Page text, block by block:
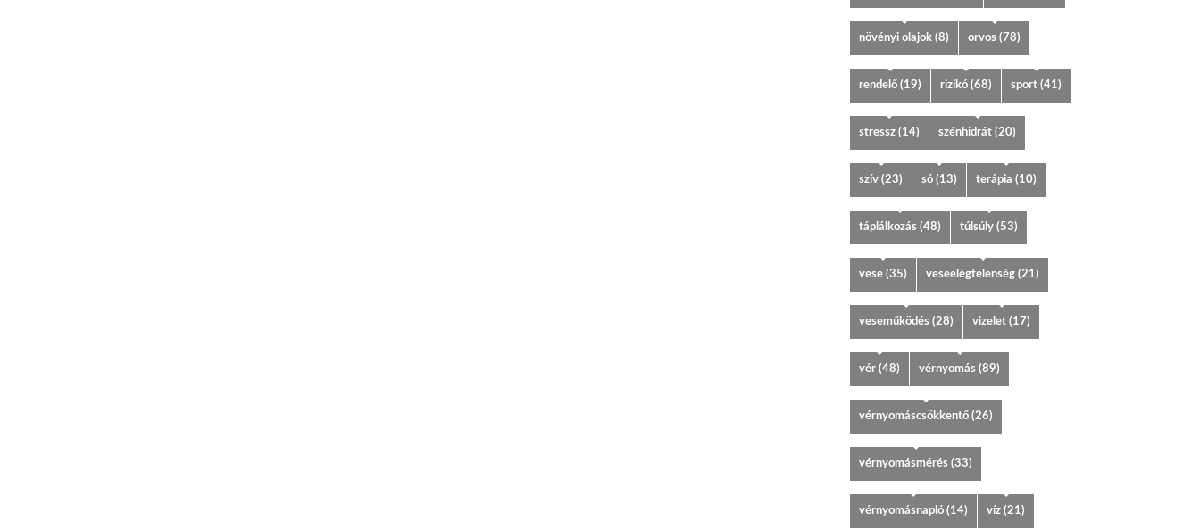
növényi olajok (8) orvos (78)
rendelő (19) rizikó (68) sport (41)
stressz (14) szénhidrát (20)
szív (23) só (13) terápia (10)
táplálkozás (48) túlsúly (53)
vese (35) veseelégtelenség (21)
veseműködés (28) vizelet (17)
vér (48) vérnyomás (89)
vérnyomáscsökkentő (26)
vérnyomásmérés (33)
vérnyomásnapló (14) víz (21)